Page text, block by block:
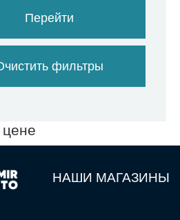
Перейти
фильтры
НАШИ МАГАЗИНЫ